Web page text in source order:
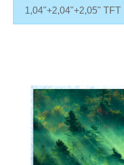
1,04"+2,04"+2,05" TFT